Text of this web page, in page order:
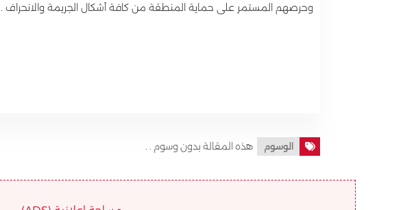
وحرصهم المستمر على حماية المنطقة من كافة أشكال الجريمة والانحراف .
الوسوم هذه المقالة بدون وسوم . .